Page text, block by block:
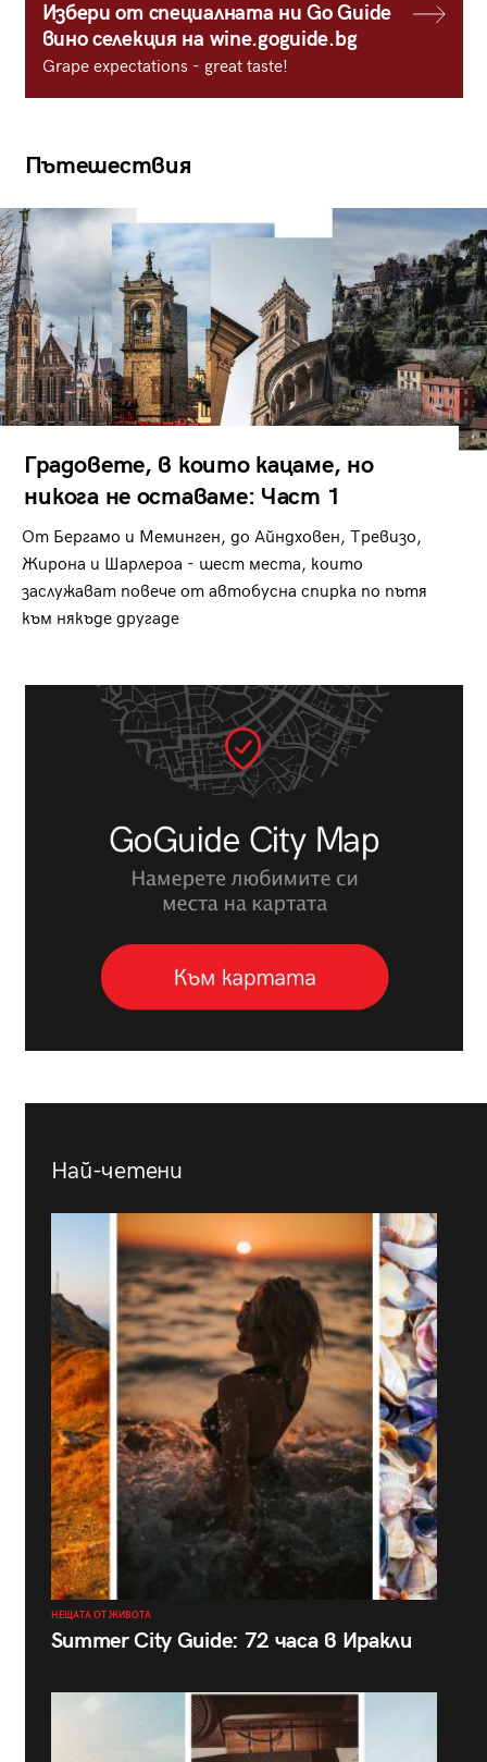
Избери от специалната ни Go Guide
вино селекция на wine.goguide.bg
Grape expectations - great taste!
Пътешествия
Градовете, в които кацаме, но
никога не оставаме: Част 1
От Бергамо и Меминген, до Айндховен, Тревизо,
Жирона и Шарлероа - шест места, които
заслужават повече от автобусна спирка по пътя
към някъде другаде
Най-четени
НЕЩАТА ОТ ЖИВОТА
Summer City Guide: 72 часа в Иракли